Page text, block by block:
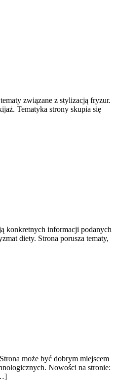
związane z stylizacją fryzur.
Tematyka strony skupia się
konkretnych informacji podanych
diety. Strona porusza tematy,
może być dobrym miejscem
Nowości na stronie: